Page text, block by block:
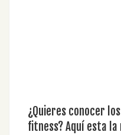
¿Quieres conocer
fitness? Aquí esta